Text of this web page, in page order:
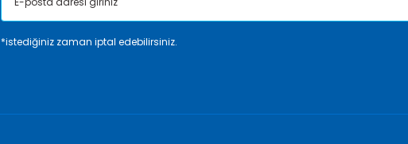
*istediğiniz zaman iptal edebilirsiniz.